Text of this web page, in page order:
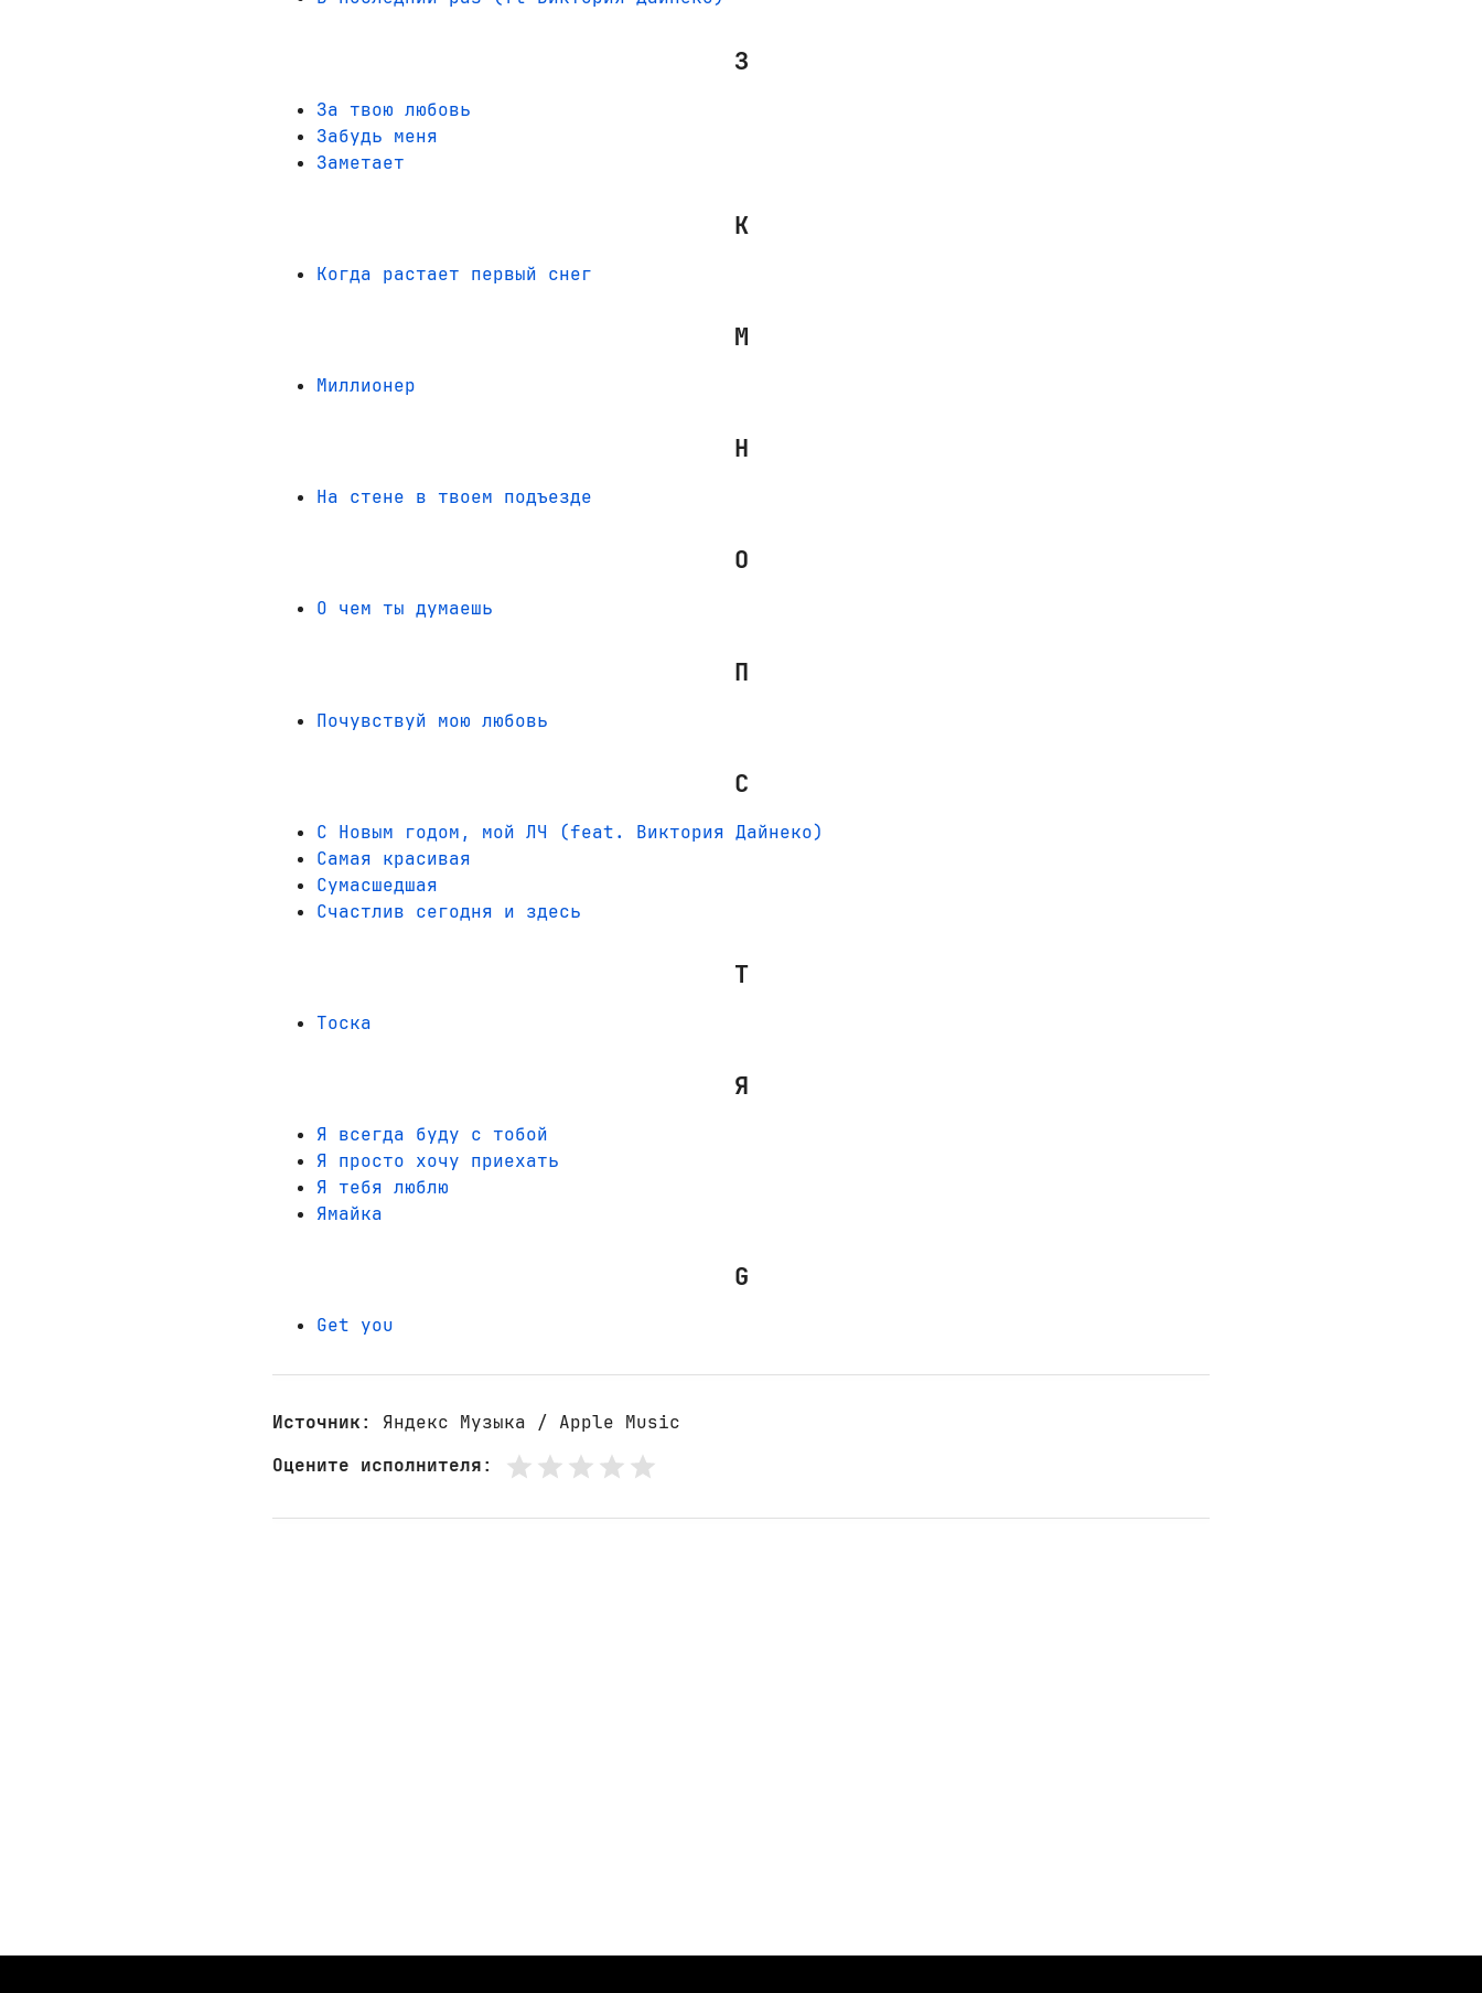
З
За твою любовь
Забудь меня
Заметает
К
Когда растает первый снег
М
Миллионер
Н
На стене в твоем подъезде
О
О чем ты думаешь
П
Почувствуй мою любовь
С
С Новым годом, мой ЛЧ (feat. Виктория Дайнеко)
Самая красивая
Сумасшедшая
Счастлив сегодня и здесь
Т
Тоска
Я
Я всегда буду с тобой
Я просто хочу приехать
Я тебя люблю
Ямайка
G
Get you
Источник: Яндекс Музыка / Apple Music
Оцените исполнителя: